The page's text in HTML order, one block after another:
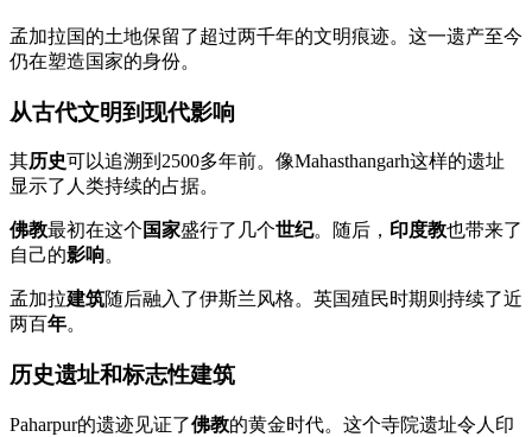
孟加拉国的土地保留了超过两千年的文明痕迹。这一遗产至今
仍在塑造国家的身份。
从古代文明到现代影响
其历史可以追溯到2500多年前。像Mahasthangarh这样的遗址
显示了人类持续的占据。
佛教最初在这个 国家盛行了几个世纪。随后， 印度教也带来了
自己的影响。
孟加拉建筑随后融入了伊斯兰风格。英国殖民时期则持续了近
两百年。
历史遗址和标志性建筑
Paharpur的遗迹见证了佛教的黄金时代。这个寺院遗址令人印